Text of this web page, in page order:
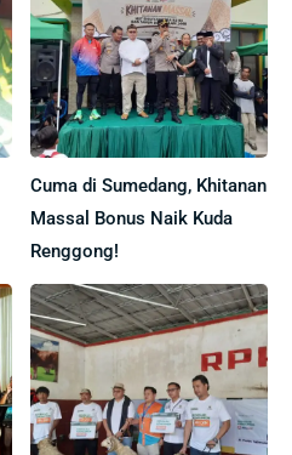
Cuma di Sumedang, Khitanan
Massal Bonus Naik Kuda
Renggong!